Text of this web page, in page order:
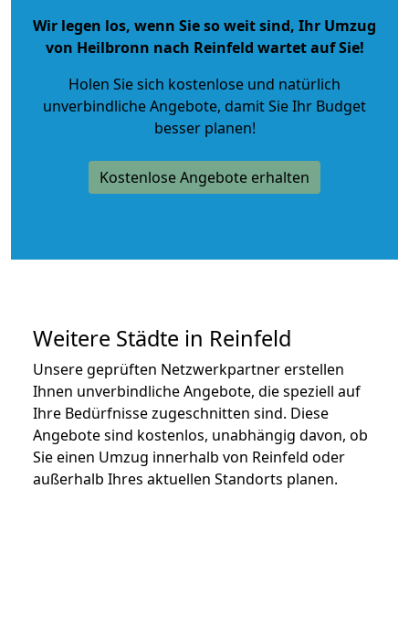
Wir legen los, wenn Sie so weit sind, Ihr Umzug
von Heilbronn nach Reinfeld wartet auf Sie!
Holen Sie sich kostenlose und natürlich
unverbindliche Angebote, damit Sie Ihr Budget
besser planen!
Kostenlose Angebote erhalten
Weitere Städte in Reinfeld
Unsere geprüften Netzwerkpartner erstellen
Ihnen unverbindliche Angebote, die speziell auf
Ihre Bedürfnisse zugeschnitten sind. Diese
Angebote sind kostenlos, unabhängig davon, ob
Sie einen Umzug innerhalb von Reinfeld oder
außerhalb Ihres aktuellen Standorts planen.